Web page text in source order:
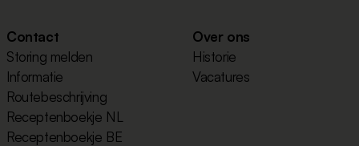
Contact
Storing melden
Informatie
Routebeschrijving
Receptenboekje NL
Receptenboekje BE
Over ons
Historie
Vacatures